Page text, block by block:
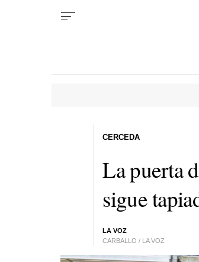
La puerta
sigue
LA VOZ
CARBALLO / LA VOZ
CERCEDA